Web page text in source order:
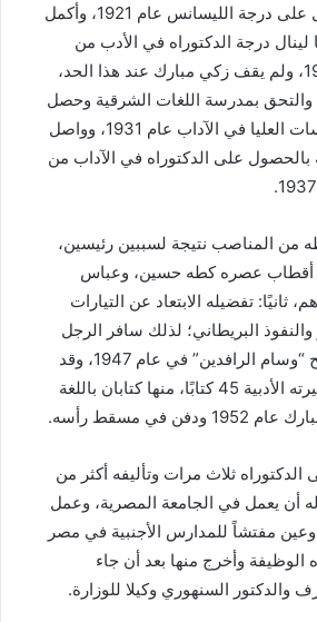
حيث تخرج فيها وحصل على درجة الليسانس عام 1921، وأكمل
لينال درجة الدكتوراه في الأدب من
الجامعة ذاتها عام 1924، ولم يقف زكي مبارك عند هذا الحد،
بمدرسة اللغات الشرقية وحصل
منها على دبلوم الدراسات العليا في الآداب عام 1931، وواصل
بالحصول على الدكتوراه في الآداب من
من المناصب نتيجة لسببين رئيسين،
مع أقطاب عصره كطه حسين، وعباس
ثانيًا: تفضيله الابتعاد عن التيارات
والنفوذ البريطاني؛ لذلك سافر الرجل
إلى العراق، وهناك مُنح “وسام الرافدين” في عام 1947، وقد
كتب مبارك طوال مسيرته الأدبية 45 كتابًا، منها كتابان باللغة
في مسقط رأسه.
ثلاث مرات وتأليفه أكثر من
له أن يعمل في الجامعة المصرية، وعمل
وعين مفتشاً للمدارس الأجنبية في مصر
وأخرج منها بعد أن جاء
والدكتور السنهوري وكيلا للوزارة.